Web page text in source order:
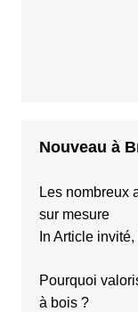
Nouveau à
Les nombreux
sur mesure
In Article
Pourquoi
à bois ?